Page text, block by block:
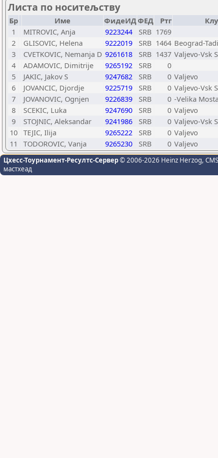
Листа по носитељству
Бр Име ФидеИДФЕД Ртг
1
MITROVIC, Anja 9223244 SRB 1769
2
GLISOVIC, Helena 9222019 SRB 1464 Beograd-
3
CVETKOVIC, Nemanja D 9261618 SRB 1437 Valjevo-Vsk
4
ADAMOVIC, Dimitrije 9265192 SRB
0
5
JAKIC, Jakov S 9247682 SRB 0 Valjevo
6
JOVANCIC, Djordje 9225719 SRB 0 Valjevo-Vsk
7
JOVANOVIC, Ognjen 9226839 SRB 0 -Velika
8
SCEKIC, Luka 9247690 SRB 0 Valjevo
9
STOJNIC, Aleksandar 9241986 SRB 0 Valjevo-Vsk
10 TEJIC, Ilija 9265222 SRB 0 Valjevo
11
TODOROVIC, Vanja 9265230 SRB 0 Valjevo
Цхесс-Тоурнамент-Ресултс-Сервер© 2006-2026 Heinz Herzog,
мастхеад